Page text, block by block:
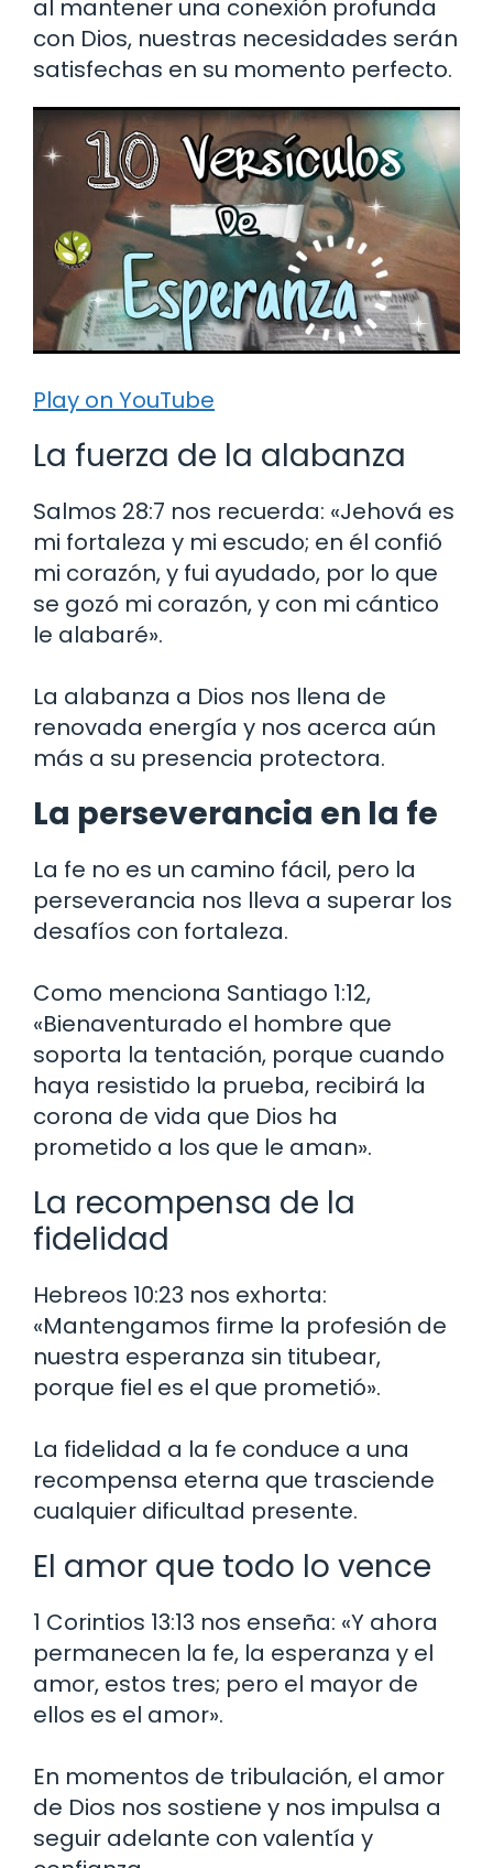
al mantener una conexión profunda
con Dios, nuestras necesidades serán
satisfechas en su momento perfecto.
Play on YouTube
La fuerza de la alabanza
Salmos 28:7 nos recuerda: «Jehová es
mi fortaleza y mi escudo; en él confió
mi corazón, y fui ayudado, por lo que
se gozó mi corazón, y con mi cántico
le alabaré».
La alabanza a Dios nos llena de
renovada energía y nos acerca aún
más a su presencia protectora.
La perseverancia en la fe
La fe no es un camino fácil, pero la
perseverancia nos lleva a superar los
desafíos con fortaleza.
Como menciona Santiago 1:12,
«Bienaventurado el hombre que
soporta la tentación, porque cuando
haya resistido la prueba, recibirá la
corona de vida que Dios ha
prometido a los que le aman».
La recompensa de la
fidelidad
Hebreos 10:23 nos exhorta:
«Mantengamos firme la profesión de
nuestra esperanza sin titubear,
porque fiel es el que prometió».
La fidelidad a la fe conduce a una
recompensa eterna que trasciende
cualquier dificultad presente.
El amor que todo lo vence
1 Corintios 13:13 nos enseña: «Y ahora
permanecen la fe, la esperanza y el
amor, estos tres; pero el mayor de
ellos es el amor».
En momentos de tribulación, el amor
de Dios nos sostiene y nos impulsa a
seguir adelante con valentía y